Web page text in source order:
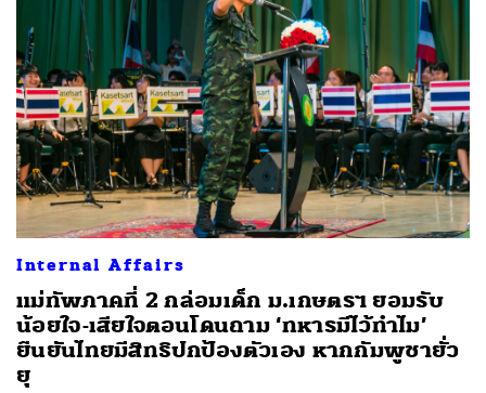
Internal Affairs
แม่ทัพภาคที่ 2 กล่อมเด็ก ม.เกษตรฯ ยอมรับ
น้อยใจ-เสียใจตอนโดนถาม ‘ทหารมีไว้ทำไม’
ยืนยันไทยมีสิทธิปกป้องตัวเอง หากกัมพูชายั่ว
ยุ
ค้นหา
SHARE